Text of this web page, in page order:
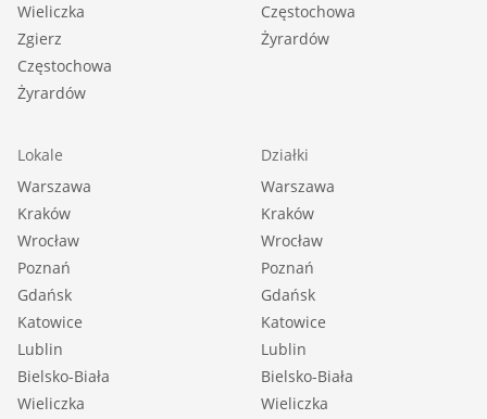
Wieliczka
Zgierz
Częstochowa
Żyrardów
Częstochowa
Żyrardów
Lokale
Warszawa
Kraków
Wrocław
Poznań
Gdańsk
Katowice
Lublin
Bielsko-Biała
Wieliczka
Działki
Warszawa
Kraków
Wrocław
Poznań
Gdańsk
Katowice
Lublin
Bielsko-Biała
Wieliczka